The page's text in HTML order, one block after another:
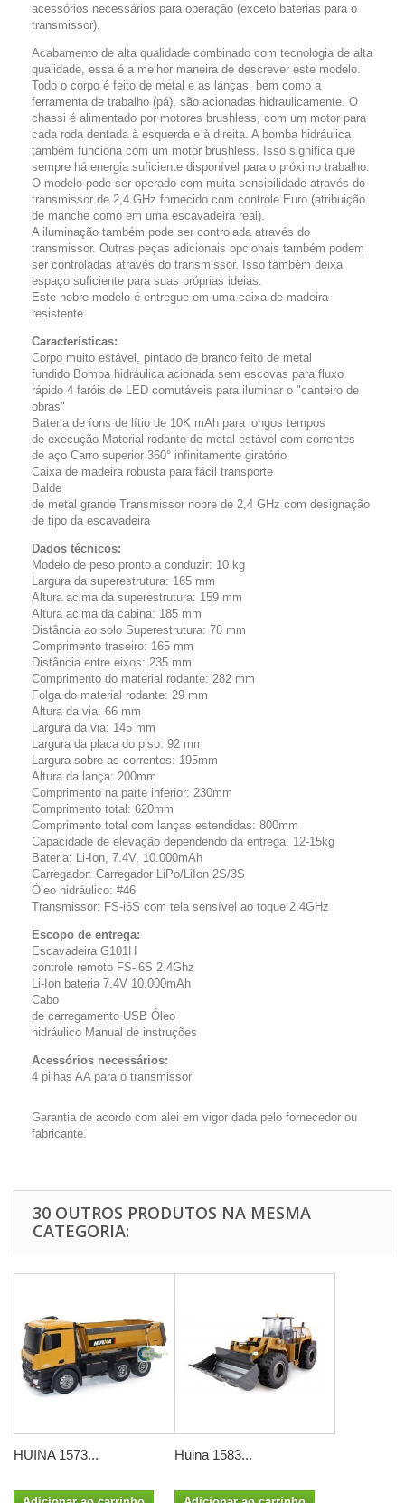
acessórios necessários para operação (exceto baterias para o
transmissor).
Acabamento de alta qualidade combinado com tecnologia de alta
qualidade, essa é a melhor maneira de descrever este modelo.
Todo o corpo é feito de metal e as lanças, bem como a
ferramenta de trabalho (pá), são acionadas hidraulicamente. O
chassi é alimentado por motores brushless, com um motor para
cada roda dentada à esquerda e à direita. A bomba hidráulica
também funciona com um motor brushless. Isso significa que
sempre há energia suficiente disponível para o próximo trabalho.
O modelo pode ser operado com muita sensibilidade através do
transmissor de 2,4 GHz fornecido com controle Euro (atribuição
de manche como em uma escavadeira real).
A iluminação também pode ser controlada através do
transmissor. Outras peças adicionais opcionais também podem
ser controladas através do transmissor. Isso também deixa
espaço suficiente para suas próprias ideias.
Este nobre modelo é entregue em uma caixa de madeira
resistente.
Características:
Corpo muito estável, pintado de branco feito de metal
fundido Bomba hidráulica acionada sem escovas para fluxo
rápido 4 faróis de LED comutáveis para iluminar o "canteiro de
obras"
Bateria de íons de lítio de 10K mAh para longos tempos
de execução Material rodante de metal estável com correntes
de aço Carro superior 360° infinitamente giratório
Caixa de madeira robusta para fácil transporte
Balde
de metal grande Transmissor nobre de 2,4 GHz com designação
de tipo da escavadeira
Dados técnicos:
Modelo de peso pronto a conduzir: 10 kg
Largura da superestrutura: 165 mm
Altura acima da superestrutura: 159 mm
Altura acima da cabina: 185 mm
Distância ao solo Superestrutura: 78 mm
Comprimento traseiro: 165 mm
Distância entre eixos: 235 mm
Comprimento do material rodante: 282 mm
Folga do material rodante: 29 mm
Altura da via: 66 mm
Largura da via: 145 mm
Largura da placa do piso: 92 mm
Largura sobre as correntes: 195mm
Altura da lança: 200mm
Comprimento na parte inferior: 230mm
Comprimento total: 620mm
Comprimento total com lanças estendidas: 800mm
Capacidade de elevação dependendo da entrega: 12-15kg
Bateria: Li-Ion, 7.4V, 10.000mAh
Carregador: Carregador LiPo/LiIon 2S/3S
Óleo hidráulico: #46
Transmissor: FS-i6S com tela sensível ao toque 2.4GHz
Escopo de entrega:
Escavadeira G101H
controle remoto FS-i6S 2.4Ghz
Li-Ion bateria 7.4V 10.000mAh
Cabo
de carregamento USB Óleo
hidráulico Manual de instruções
Acessórios necessários:
4 pilhas AA para o transmissor
Garantia de acordo com alei em vigor dada pelo fornecedor ou
fabricante.
30 OUTROS PRODUTOS NA MESMA
CATEGORIA:
HUINA 1573... Huina 1583...